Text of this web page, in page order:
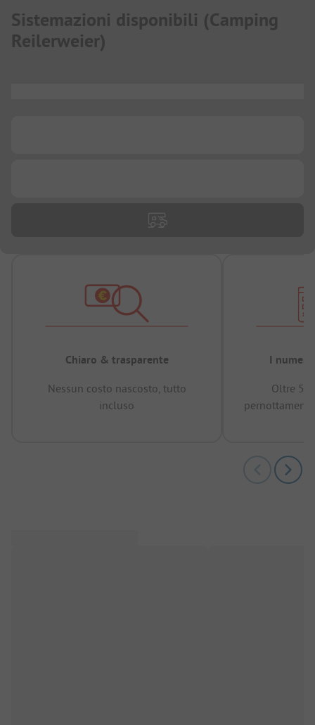
Sistemazioni disponibili (Camping
Reilerweier)
Chiaro & trasparente
Nessun costo nascosto, tutto
incluso
I numeri
Oltre